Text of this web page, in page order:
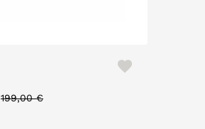
199,00 €